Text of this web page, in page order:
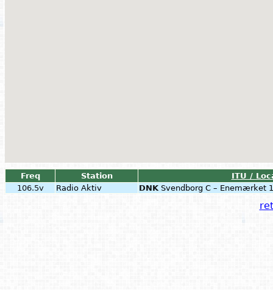
Freq Station
ITU /
106.5v
Radio Aktiv DNK Svendborg C – Enemærket